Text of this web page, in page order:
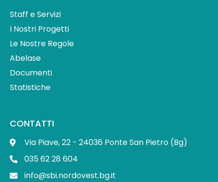
Staff e Servizi
I Nostri Progetti
Le Nostre Regole
Abelase
Documenti
Statistiche
CONTATTI
Via Piave, 22 - 24036 Ponte San Pietro (Bg)
035 62 28 604
info@sbi.nordovest.bg.it